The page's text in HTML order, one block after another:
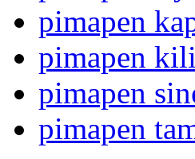
pimapen
pimapen
pimapen
pimapen